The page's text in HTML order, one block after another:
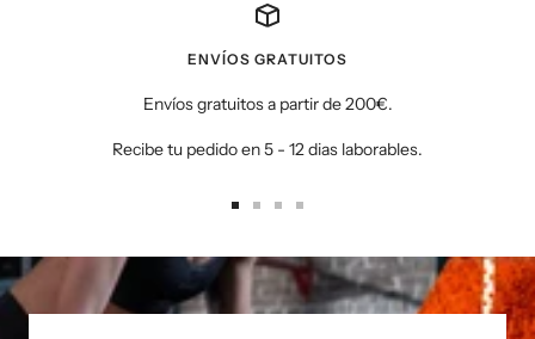
ENVÍOS GRATUITOS
Envíos gratuitos a partir de 200€.
Recibe tu pedido en 5 - 12 dias laborables.
diapositiva
la
diapositiva
la
diapositiva
la
diapositiva